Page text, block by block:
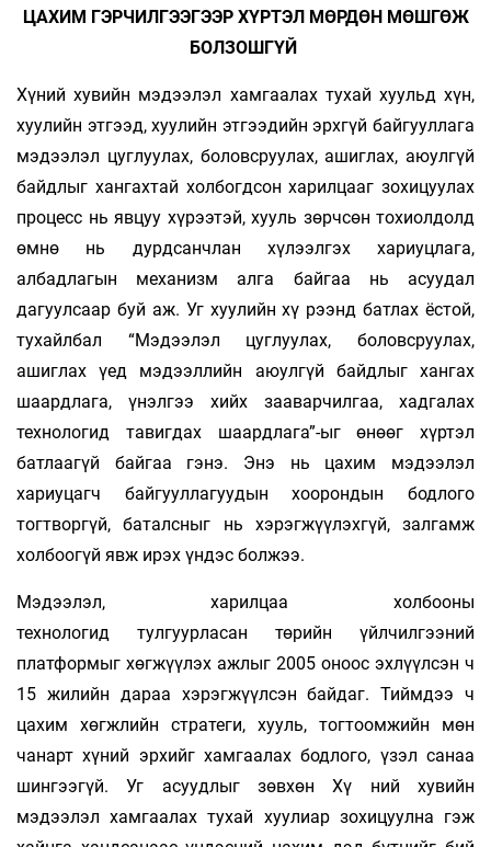
ЦАХИМ ГЭРЧИЛГЭЭГЭЭР ХҮРТЭЛ МӨРДӨН МӨШГӨЖ
БОЛЗОШГҮЙ
Хүний хувийн мэдээлэл хамгаалах тухай хуульд хүн,
хуулийн этгээд, хуулийн этгээдийн эрхгүй байгууллага
мэдээл­эл цуглуулах, боловсруулах, ашиглах, аюулгүй
байдлыг хангахтай холбогдсон харилцааг зохицуулах
процесс нь явцуу хүрээтэй, хууль зөрчсөн тохиолдолд
өмнө нь дурдсанчлан хүлээлгэх хариуцлага,
албадлагын механизм алга байгаа нь асуудал
дагуулсаар буй аж. Уг хуулийн хү­ рээнд батлах ёстой,
тухайлбал “Мэдээлэл цуглуулах, боловсруулах,
ашиглах үед мэдээллийн аюулгүй байдлыг хангах
шаардлага, үнэлгээ хийх зааварчилгаа, хадгалах
технологид тавигдах шаардлага”-ыг өнөөг хүртэл
батлаагүй байгаа гэнэ. Энэ нь цахим мэдээлэл
хариуцагч байгууллагуудын хоорондын бодлого
тогтворгүй, баталсныг нь хэрэгжүүлэхгүй, залгамж
холбоогүй явж ирэх үндэс болжээ.
Мэдээлэл, харилцаа холбооны
технологид тулгуурласан төрийн үйлчилгээний
платформыг хөгжүүлэх ажлыг 2005 оноос эхлүүлсэн ч
15 жилийн дараа хэрэгжүүлсэн байдаг. Тиймдээ ч
цахим хөгжлийн стратеги, хууль, тогтоомжийн мөн
чанарт хүний эрхийг хамгаалах бодлого, үзэл санаа
шингээгүй. Уг асуудлыг зөвхөн Хү­ ний хувийн
мэдээлэл хамгаалах тухай хуулиар зохицуулна гэж